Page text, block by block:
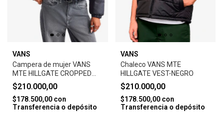
VANS
Campera de mujer VANS
MTE HILLGATE CROPPED
PUFFER
$210.000,00
$178.500,00 con
Transferencia o depósito
VANS
Chaleco VANS MTE
HILLGATE VEST-NEGRO
$210.000,00
$178.500,00 con
Transferencia o depósito